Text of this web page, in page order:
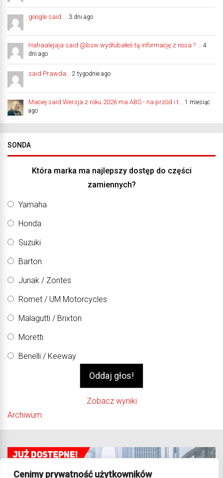
Cenimy prywatność użytkowników
google said ... 3 dni ago
Hahaalejaja said @bsw wydłubałeś tą informację z nosa ? ... 4
dni ago
said Prawda... 2 tygodnie ago
Maciej said Wersja z roku 2026 ma ABS - na przód i t... 1 miesiąc
ago
SONDA
Która marka ma najlepszy dostęp do części
zamiennych?
Yamaha
Honda
Suzuki
Barton
Junak / Zontes
Romet / UM Motorcycles
Malagutti / Brixton
Moretti
Benelli / Keeway
Zobacz wyniki
Archiwum